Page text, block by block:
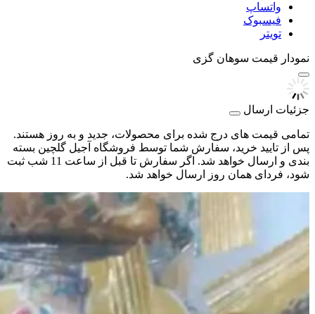
واتساپ
فیسبوک
تویتر
نمودار قیمت سوهان گزی
جزئیات ارسال
تمامی قیمت های درج شده برای محصولات، جدید و به روز هستند.
پس از تایید خرید، سفارش شما توسط فروشگاه آجیل گلچین بسته
بندی و ارسال خواهد شد. اگر سفارش تا قبل از ساعت 11 شب ثبت
شود، فردای همان روز ارسال خواهد شد.